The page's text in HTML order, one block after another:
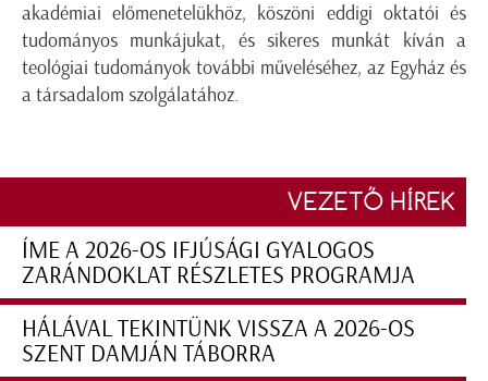
akadémiai előmenetelükhöz, köszöni eddigi oktatói és
tudományos munkájukat, és sikeres munkát kíván a
teológiai tudományok további műveléséhez, az Egyház és
a társadalom szolgálatához.
VEZETŐ HÍREK
ÍME A 2026-OS IFJÚSÁGI GYALOGOS
ZARÁNDOKLAT RÉSZLETES PROGRAMJA
HÁLÁVAL TEKINTÜNK VISSZA A 2026-OS
SZENT DAMJÁN TÁBORRA